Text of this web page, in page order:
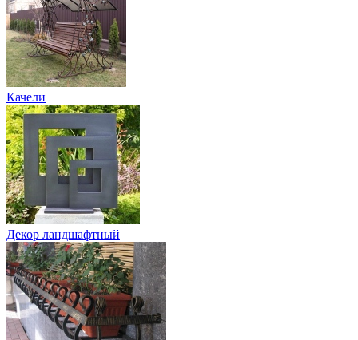
Качели
Декор ландшафтный